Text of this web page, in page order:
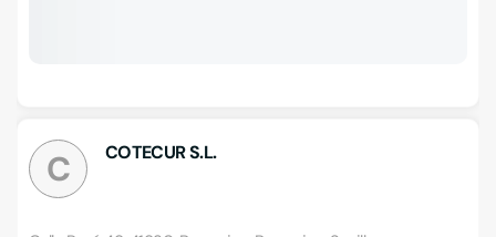
C COTECUR S.L.